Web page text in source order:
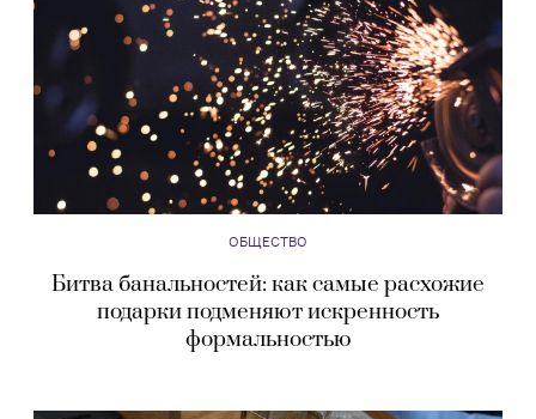
ОБЩЕСТВО
Битва банальностей: как самые расхожие
подарки подменяют искренность
формальностью